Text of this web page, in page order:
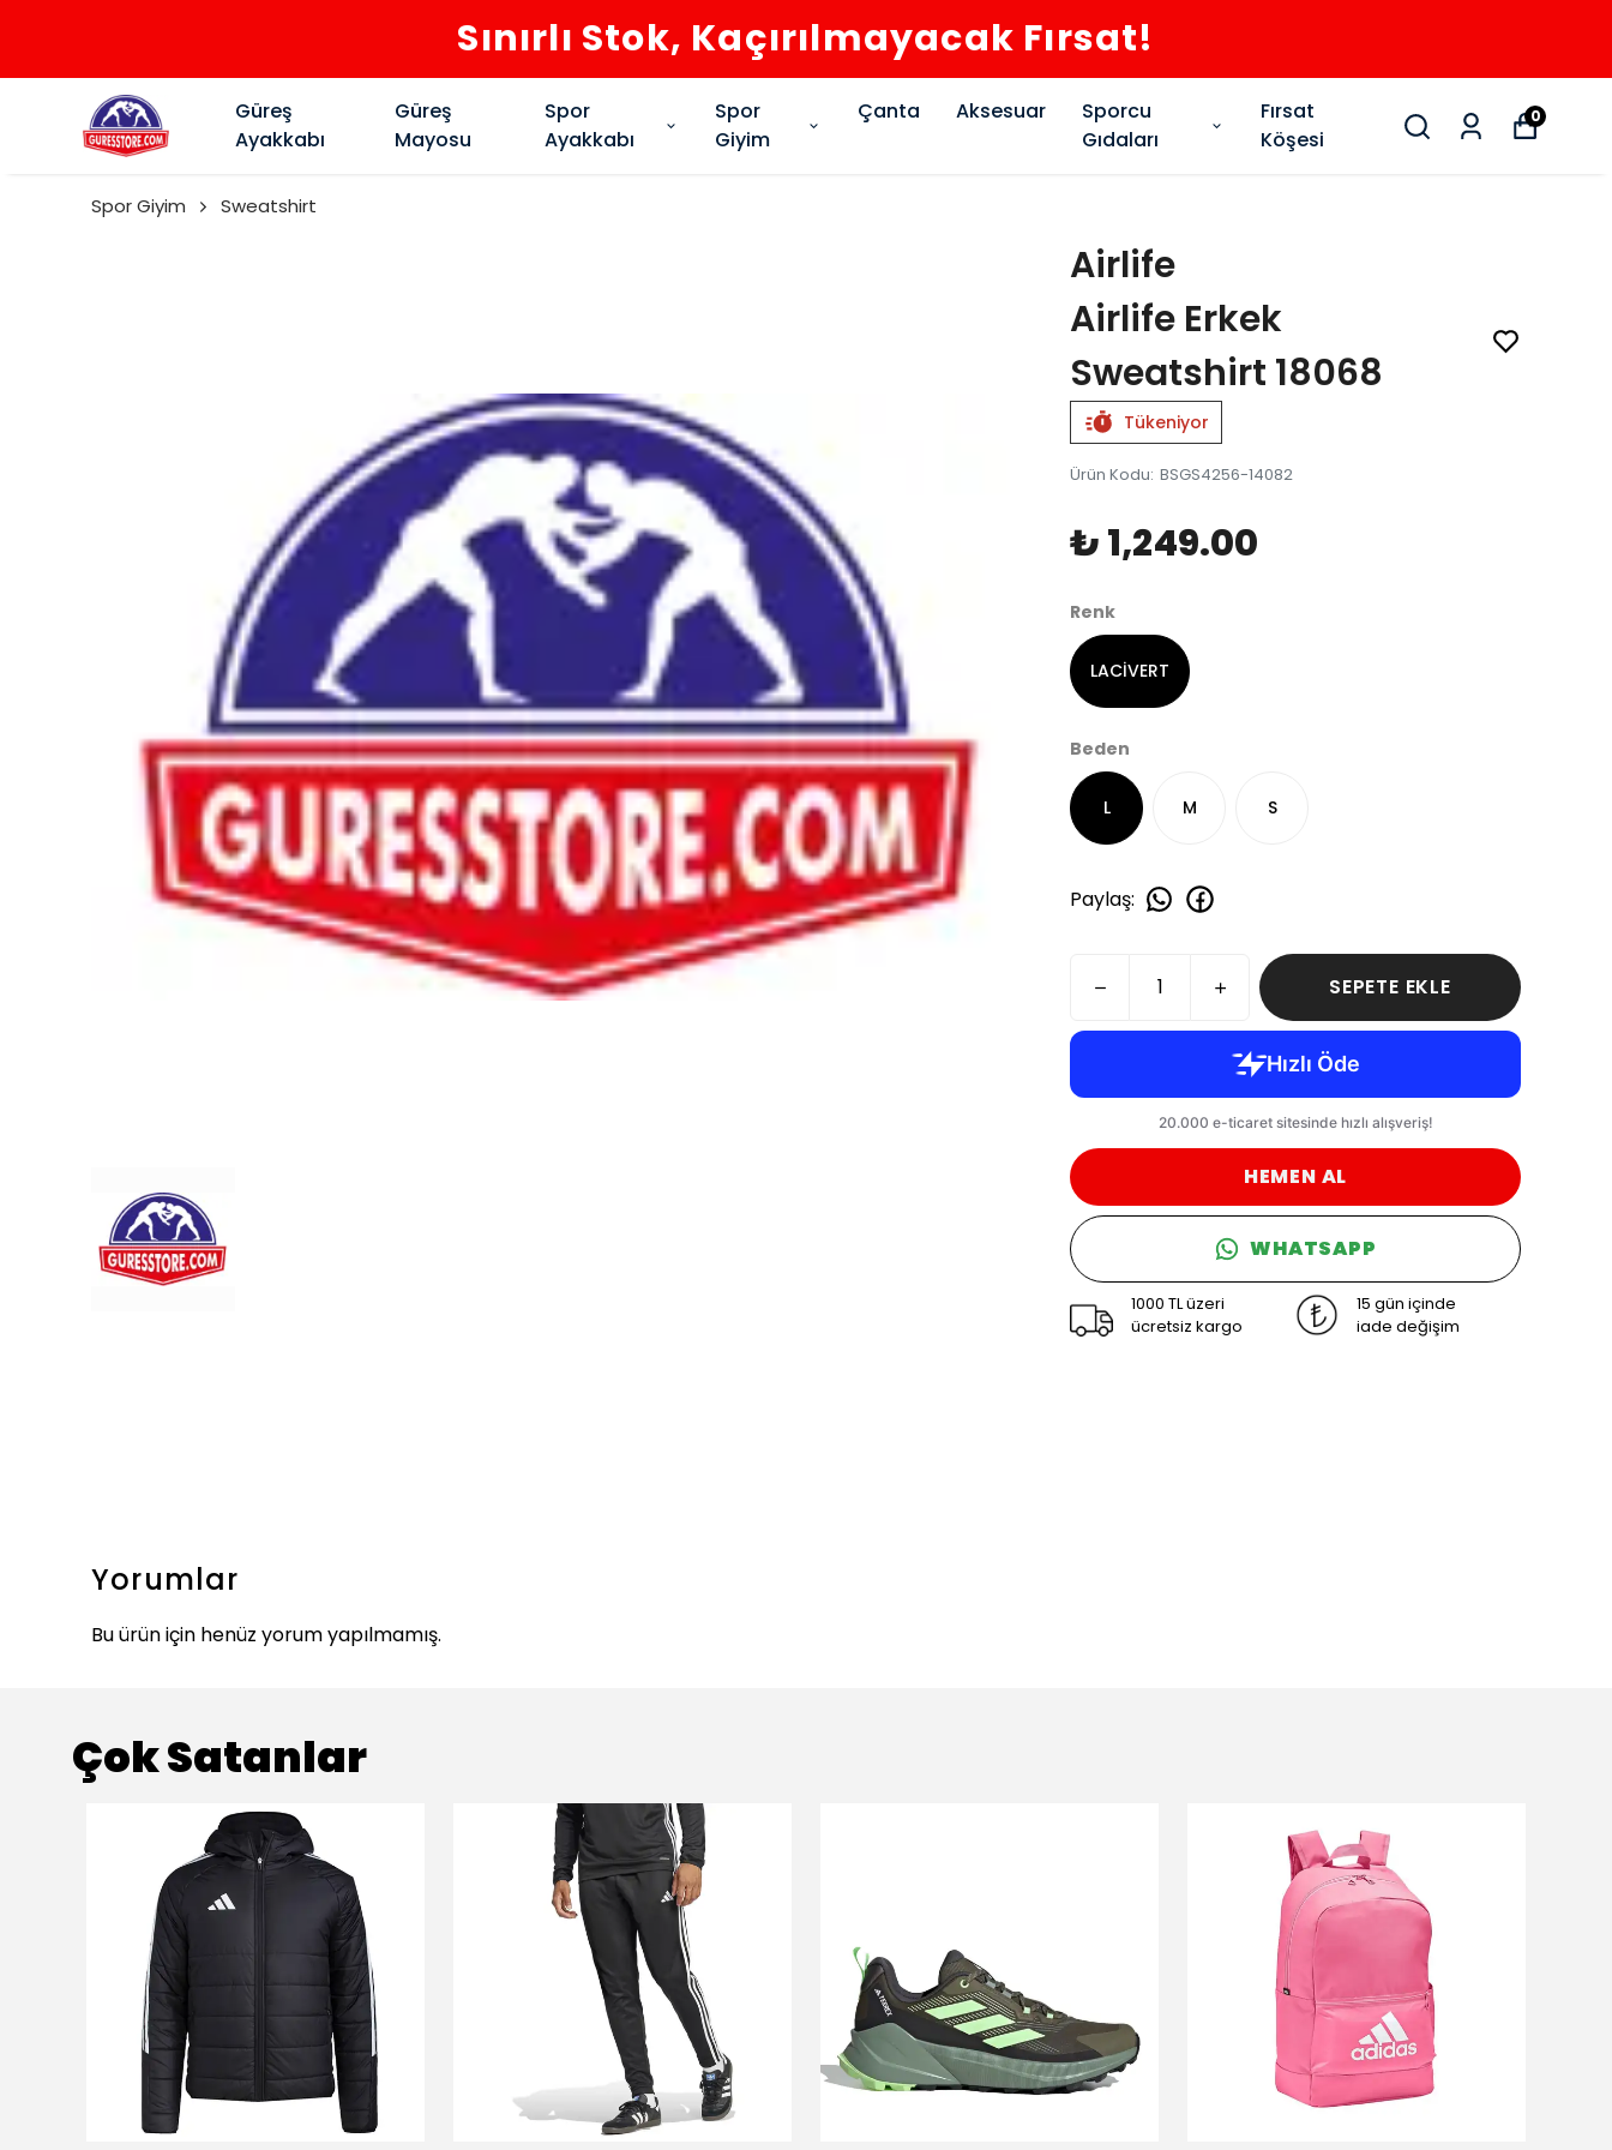
Sınırlı Stok, Kaçırılmayacak Fırsat!
Güreş
Ayakkabı
Güreş
Mayosu
Spor
Ayakkabı
Spor
Giyim
Çanta Aksesuar
Sporcu
Gıdaları
Fırsat
Köşesi
0
Spor Giyim Sweatshirt
Airlife
Airlife Erkek
Sweatshirt 18068
Tükeniyor
Ürün Kodu: BSGS4256-14082
₺ 1,249.00
Renk
LACİVERT
Beden
L M S
Paylaş:
SEPETE EKLE
HEMEN AL
WHATSAPP
1000 TL üzeri
ücretsiz kargo
15 gün içinde
iade değişim
Yorumlar
Bu ürün için henüz yorum yapılmamış.
Çok Satanlar